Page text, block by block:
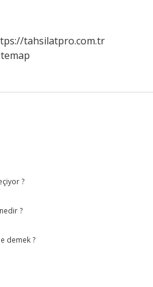
tahsilatpro.com.tr
?
?
demek ?